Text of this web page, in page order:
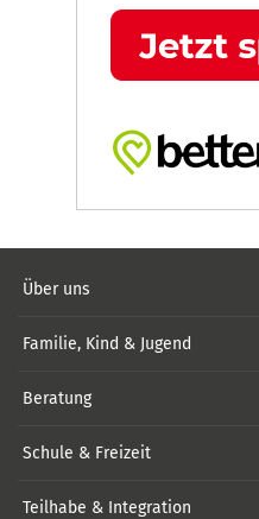
Über uns
Familie, Kind & Jugend
Beratung
Schule & Freizeit
Teilhabe & Integration